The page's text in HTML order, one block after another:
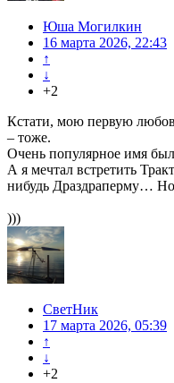
Юша Могилкин
16 марта 2026, 22:43
↑
↓
+2
Кстати, мою первую
– тоже.
Очень популярное имя
А я мечтал встретить
нибудь Драздраперму…
)))
СветНик
17 марта 2026, 05:39
↑
↓
+2